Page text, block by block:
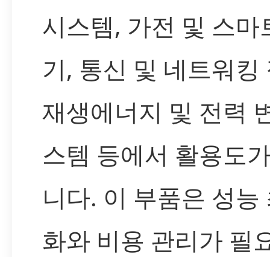
시스템, 가전 및 스마
기, 통신 및 네트워킹
재생에너지 및 전력
스템 등에서 활용도
니다. 이 부품은 성능
화와 비용 관리가 필